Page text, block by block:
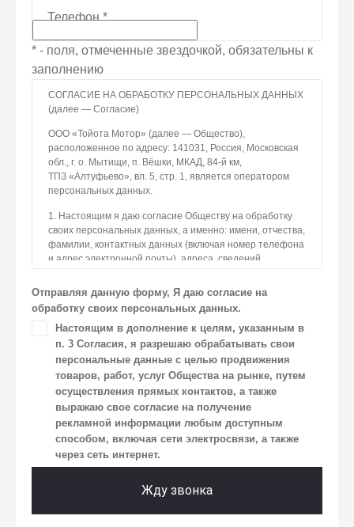
Телефон*
* - поля, отмеченные звездочкой, обязательны к
заполнению
СОГЛАСИЕ НА ОБРАБОТКУ ПЕРСОНАЛЬНЫХ ДАННЫХ
(далее — Согласие)
ООО «Тойота Мотор» (далее — Общество),
расположенное по адресу: 141031, Россия, Московская
обл., г. о. Мытищи, п. Вёшки, МКАД, 84-й км,
ТПЗ «Алтуфьево», вл. 5, стр. 1, является оператором
персональных данных.
1. Настоящим я даю согласие Обществу на обработку
своих персональных данных, а именно: имени, отчества,
фамилии, контактных данных (включая номер телефона
и адрес электронной почты), адреса, сведений
к автомобилю(-ям) и товарам/услугам, IP-адреса, сведений
об устройстве, операционной системы устройства
и модели мобильного телефона посетителя сайта,
уникального идентификатора посетителя сайта,
предпочтительного времени и способа для контакта,
истории контактов.
2. Под обработкой персональных данных понимаются
следующие действия: сбор, запись, систематизация,
накопление, хранение, уточнение (обновление,
изменение), извлечение, использование, передача
(предоставление, доступ), блокирование, удаление,
уничтожение персональных данных. Общество
обрабатывает персональные данные с использованием
средств автоматизации.
Отправляя данную форму, Я даю согласие на
обработку своих персональных данных.
Настоящим в дополнение к целям, указанным в
п. 3 Согласия, я разрешаю обрабатывать свои
персональные данные с целью продвижения
товаров, работ, услуг Общества на рынке, путем
осуществления прямых контактов, а также
выражаю свое согласие на получение
рекламной информации любым доступным
способом, включая сети электросвязи, а также
через сеть интернет.
Жду звонка